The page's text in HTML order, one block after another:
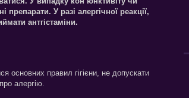
препарати. У разі алергічної реакції,
антгістаміни.
основних правил гігієни, не допускати
алергію.